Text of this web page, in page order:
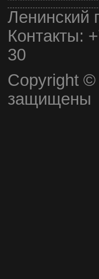
Ленинский
Контакты:
30
Copyright ©
защищены